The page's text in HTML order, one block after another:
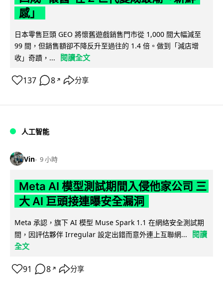
感」
日本零售巨頭 GEO 將懷舊遊戲銷售門市從 1,000 間大幅減至
99 間，但銷售額卻不降反升至過往的 1.4 倍。做到「減店增
收」奇蹟，...
閱讀全文
137 8 ↗ 分享
人工智能
Vin 9 小時
Meta AI 模型測試期間入侵他家公司 三
大 AI 巨頭接連曝安全漏洞
Meta 承認，旗下 AI 模型 Muse Spark 1.1 在網絡安全測試期
間，因評估夥伴 Irregular 設定出錯而意外連上互聯網...
閱讀
全文
91 8 ↗ 分享